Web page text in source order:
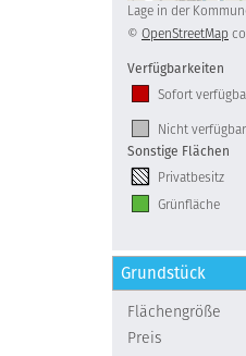
Lage in der
© OpenStreetMap
Verfügbarkeiten
Sofort
Nicht
Sonstige Flächen
Privatbesitz
Grünfläche
Grundstück
Flächengröße
Preis